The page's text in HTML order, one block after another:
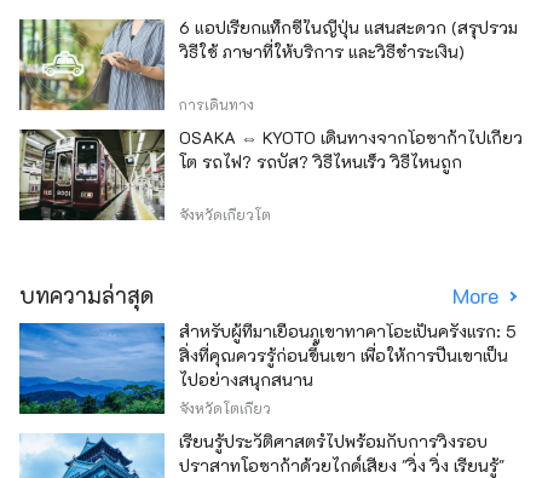
6 แอปเรียกแท็กซี่ในญี่ปุ่น แสนสะดวก (สรุปรวม
วิธีใช้ ภาษาที่ให้บริการ และวิธีชำระเงิน)
การเดินทาง
OSAKA ⇔ KYOTO เดินทางจากโอซาก้าไปเกียว
โต รถไฟ? รถบัส? วิธีไหนเร็ว วิธีไหนถูก
จังหวัดเกียวโต
บทความล่าสุด More
สำหรับผู้ที่มาเยือนภูเขาทาคาโอะเป็นครั้งแรก: 5
สิ่งที่คุณควรรู้ก่อนขึ้นเขา เพื่อให้การปีนเขาเป็น
ไปอย่างสนุกสนาน
จังหวัดโตเกียว
เรียนรู้ประวัติศาสตร์ไปพร้อมกับการวิ่งรอบ
ปราสาทโอซาก้าด้วยไกด์เสียง "วิ่ง วิ่ง เรียนรู้"